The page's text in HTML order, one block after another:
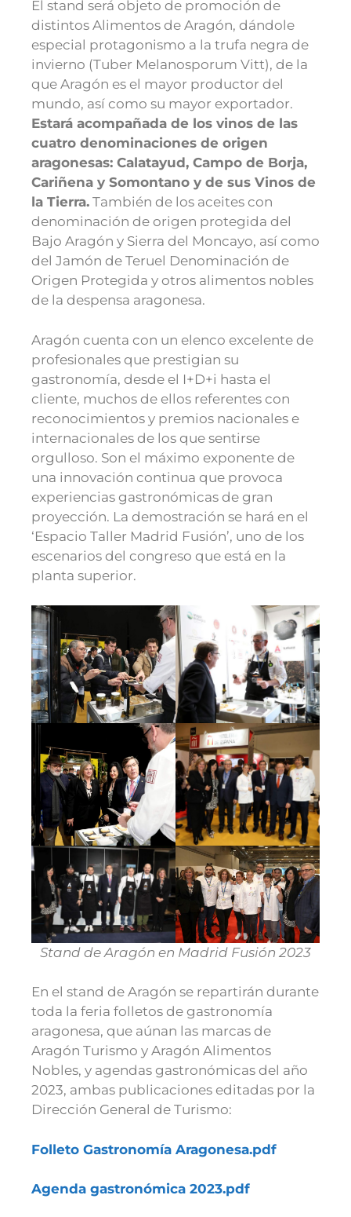
El stand será objeto de promoción de
distintos Alimentos de Aragón, dándole
especial protagonismo a la trufa negra de
invierno (Tuber Melanosporum Vitt), de la
que Aragón es el mayor productor del
mundo, así como su mayor exportador.
Estará acompañada de los vinos de las
cuatro denominaciones de origen
aragonesas: Calatayud, Campo de Borja,
Cariñena y Somontano y de sus Vinos de
la Tierra. También de los aceites con
denominación de origen protegida del
Bajo Aragón y Sierra del Moncayo, así como
del Jamón de Teruel Denominación de
Origen Protegida y otros alimentos nobles
de la despensa aragonesa.
Aragón cuenta con un elenco excelente de
profesionales que prestigian su
gastronomía, desde el I+D+i hasta el
cliente, muchos de ellos referentes con
reconocimientos y premios nacionales e
internacionales de los que sentirse
orgulloso. Son el máximo exponente de
una innovación continua que provoca
experiencias gastronómicas de gran
proyección. La demostración se hará en el
‘Espacio Taller Madrid Fusión’, uno de los
escenarios del congreso que está en la
planta superior.
Stand de Aragón en Madrid Fusión 2023
En el stand de Aragón se repartirán durante
toda la feria folletos de gastronomía
aragonesa, que aúnan las marcas de
Aragón Turismo y Aragón Alimentos
Nobles, y agendas gastronómicas del año
2023, ambas publicaciones editadas por la
Dirección General de Turismo:
Folleto Gastronomía Aragonesa.pdf
Agenda gastronómica 2023.pdf